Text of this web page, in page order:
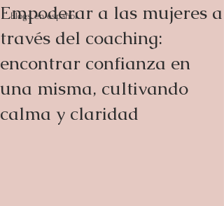
Blogs en español
Empoderar a las mujeres a
través del coaching:
encontrar confianza en
una misma, cultivando
calma y claridad